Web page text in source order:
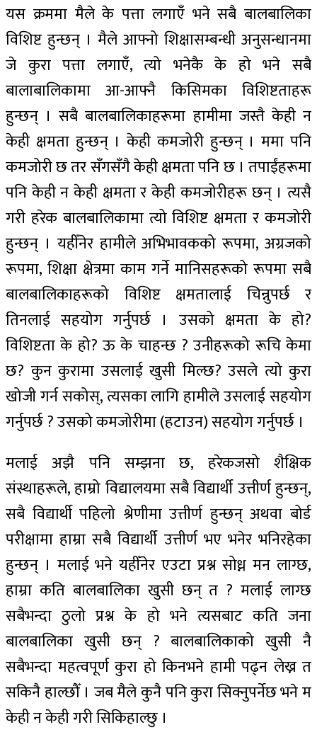
यस क्रममा मैले के पत्ता लगाएँ भने सबै बालबालिका
विशिष्ट हुन्छन् । मैले आफ्नो शिक्षासम्बन्धी अनुसन्धानमा
जे कुरा पत्ता लगाएँ, त्यो भनेकै के हो भने सबै
बालाबालिकामा आ-आफ्नै किसिमका विशिष्टताहरू
हुन्छन् । सबै बालबालिकाहरूमा हामीमा जस्तै केही न
केही क्षमता हुन्छन् । केही कमजोरी हुन्छन् । ममा पनि
कमजोरी छ तर सँगसँगै केही क्षमता पनि छ । तपाईंहरूमा
पनि केही न केही क्षमता र केही कमजोरीहरू छन् । त्यसै
गरी हरेक बालबालिकामा त्यो विशिष्ट क्षमता र कमजोरी
हुन्छन् । यहीँनेर हामीले अभिभावकको रूपमा, अग्रजको
रूपमा, शिक्षा क्षेत्रमा काम गर्ने मानिसहरूको रूपमा सबै
बालबालिकाहरूको विशिष्ट क्षमतालाई चिन्नुपर्छ र
तिनलाई सहयोग गर्नुपर्छ । उसको क्षमता के हो?
विशिष्टता के हो? ऊ के चाहन्छ ? उनीहरूको रूचि केमा
छ? कुन कुरामा उसलाई खुसी मिल्छ? उसले त्यो कुरा
खोजी गर्न सकोस्, त्यसका लागि हामीले उसलाई सहयोग
गर्नुपर्छ ? उसको कमजोरीमा (हटाउन) सहयोग गर्नुपर्छ ।
मलाई अझै पनि सम्झना छ, हरेकजसो शैक्षिक
संस्थाहरूले, हाम्रो विद्यालयमा सबै विद्यार्थी उत्तीर्ण हुन्छन्,
सबै विद्यार्थी पहिलो श्रेणीमा उत्तीर्ण हुन्छन् अथवा बोर्ड
परीक्षामा हाम्रा सबै विद्यार्थी उत्तीर्ण भए भनेर भनिरहेका
हुन्छन् । मलाई भने यहीँनेर एउटा प्रश्न सोध्न मन लाग्छ,
हाम्रा कति बालबालिका खुसी छन् त ? मलाई लाग्छ
सबैभन्दा ठुलो प्रश्न के हो भने त्यसबाट कति जना
बालबालिका खुसी छन् ? बालबालिकाको खुसी नै
सबैभन्दा महत्वपूर्ण कुरा हो किनभने हामी पढ्न लेख्न त
सकिनै हाल्छौँ । जब मैले कुनै पनि कुरा सिक्नुपर्नेछ भने म
केही न केही गरी सिकिहाल्छु ।